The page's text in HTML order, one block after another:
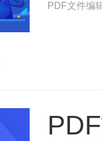
PDF文件编